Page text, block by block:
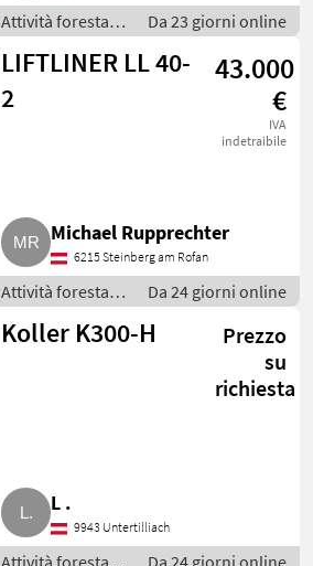
Attività forestali
e lavorazione del
legno / Impianti
a fune per
esbosco
Da 23 giorni online
LIFTLINER LL 40-
2
43.000
€
IVA
indetraibile
Michael Rupprechter
6215 Steinberg am Rofan
Attività forestali
e lavorazione del
legno / Impianti
Da 24 giorni online
Koller K300-H
Prezzo
su
richiesta
L .
9943 Untertilliach
Attività forestali
Da 24 giorni online